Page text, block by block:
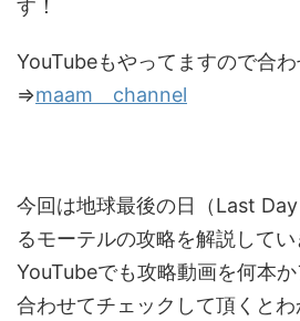
す！
YouTubeもやってますので合
⇒maam channel
今回は地球最後の日（Last
るモーテルの攻略を解説してい
YouTubeでも攻略動画を何本
合わせてチェックして頂くと